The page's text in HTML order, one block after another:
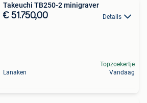
Takeuchi TB250-2 minigraver
€ 51.750,00 Details
Lanaken
Topzoekertje
Vandaag